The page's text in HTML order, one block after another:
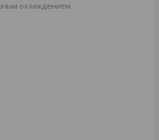
охлаждением